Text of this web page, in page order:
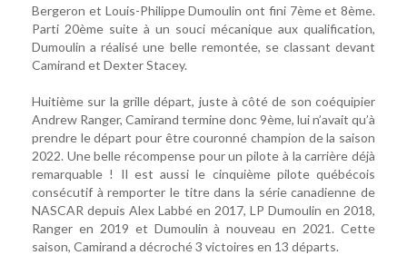
Bergeron et Louis-Philippe Dumoulin ont fini 7ème et 8ème.
Parti 20ème suite à un souci mécanique aux qualification,
Dumoulin a réalisé une belle remontée, se classant devant
Camirand et Dexter Stacey.
Huitième sur la grille départ, juste à côté de son coéquipier
Andrew Ranger, Camirand termine donc 9ème, lui n’avait qu’à
prendre le départ pour être couronné champion de la saison
2022. Une belle récompense pour un pilote à la carrière déjà
remarquable ! Il est aussi le cinquième pilote québécois
consécutif à remporter le titre dans la série canadienne de
NASCAR depuis Alex Labbé en 2017, LP Dumoulin en 2018,
Ranger en 2019 et Dumoulin à nouveau en 2021. Cette
saison, Camirand a décroché 3 victoires en 13 départs.